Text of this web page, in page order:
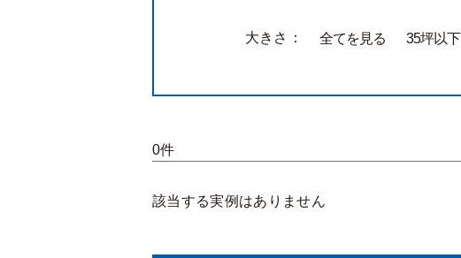
大きさ： 全てを見る 35坪以下
0件
該当する実例はありません